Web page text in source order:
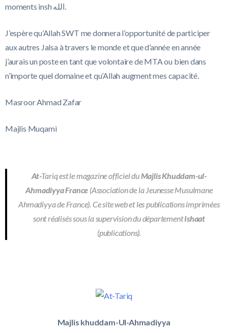
moments insh ‏الله.
J’espère qu’Allah SWT me donnera l’opportunité de participer
aux autres Jalsa à travers le monde et que d’année en année
j’aurais un poste en tant que volontaire de MTA ou bien dans
n’importe quel domaine et qu’Allah augment mes capacité.
Masroor Ahmad Zafar
Majlis Muqami
At-Tariq est le magazine officiel duMajlis Khuddam-ul-
Ahmadiyya France (Association de la Jeunesse Musulmane
Ahmadiyya de France). Ce site web et les publications imprimées
sont réalisés sous la supervision du départementIshaat
(publications).
Majlis khuddam-Ul-Ahmadiyya